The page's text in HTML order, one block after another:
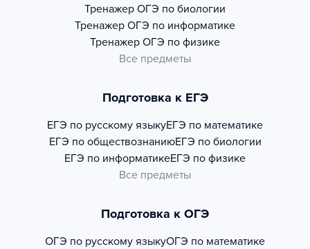
Тренажер ОГЭ по биологии
Тренажер ОГЭ по информатике
Тренажер ОГЭ по физике
Все предметы
Подготовка к ЕГЭ
ЕГЭ по русскому языкуЕГЭ по математике
ЕГЭ по обществознаниюЕГЭ по биологии
ЕГЭ по информатикеЕГЭ по физике
Все предметы
Подготовка к ОГЭ
ОГЭ по русскому языкуОГЭ по математике